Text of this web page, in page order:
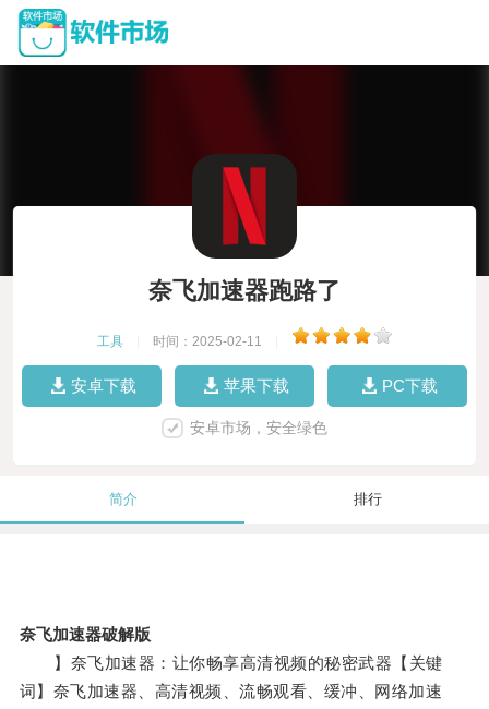
奈飞加速器跑路了
工具 时间：2025-02-11
安卓下载 苹果下载 PC下载
安卓市场，安全绿色
简介 排行
奈飞加速器破解版
】奈飞加速器：让你畅享高清视频的秘密武器【关键
词】奈飞加速器、高清视频、流畅观看、缓冲、网络加速